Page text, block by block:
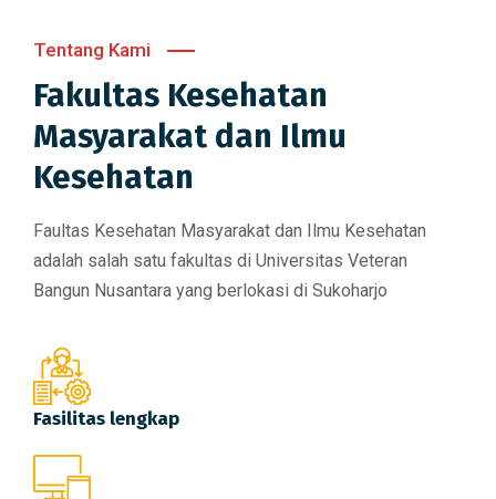
Tentang Kami
Fakultas Kesehatan
Masyarakat dan Ilmu
Kesehatan
Faultas Kesehatan Masyarakat dan Ilmu Kesehatan
adalah salah satu fakultas di Universitas Veteran
Bangun Nusantara yang berlokasi di Sukoharjo
Fasilitas lengkap